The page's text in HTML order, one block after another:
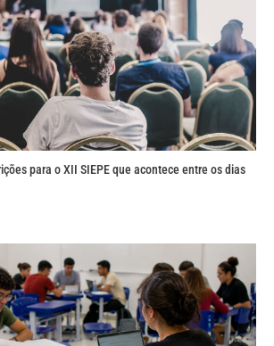
para o XII SIEPE que acontece entre os dias